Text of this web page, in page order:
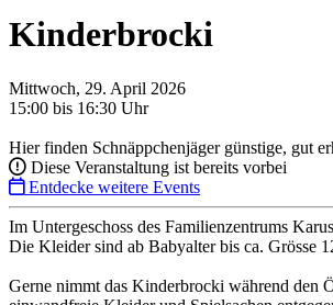
Kinderbrocki
Mittwoch, 29. April 2026
15:00 bis 16:30 Uhr
Hier finden Schnäppchenjäger günstige, gut
Diese Veranstaltung ist bereits vorbei
Entdecke weitere Events
Im Untergeschoss des Familienzentrums
Die Kleider sind ab Babyalter bis ca. Grösse
Gerne nimmt das Kinderbrocki während den